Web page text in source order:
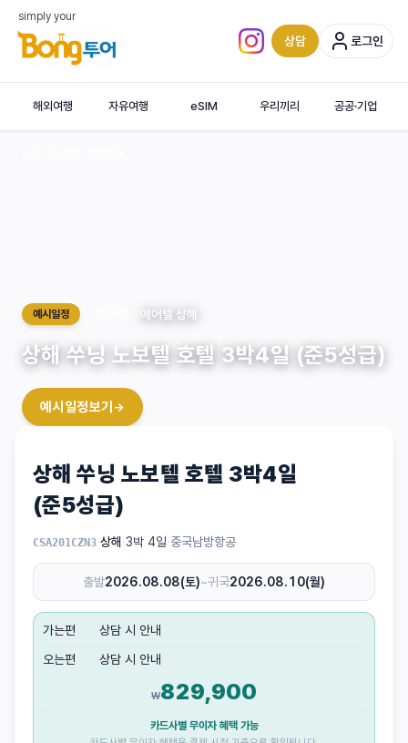
simply your
인스타그램 (새 탭)
상담 로그인
해외여행 자유여행 eSIM 우리끼리 공공·기업
예시일정 에어텔 상해
상해 쑤닝 노보텔 호텔 3박4일 (준5성급)
예시일정보기 →
상해 쑤닝 노보텔 호텔 3박4일
(준5성급)
CSA201CZN3·상해 ·3박 4일·중국남방항공
출발2026.08.08(토)~귀국2026.08.10(월)
가는편
상담 시 안내
오는편
상담 시 안내
₩829,900
카드사별 무이자 혜택 가능